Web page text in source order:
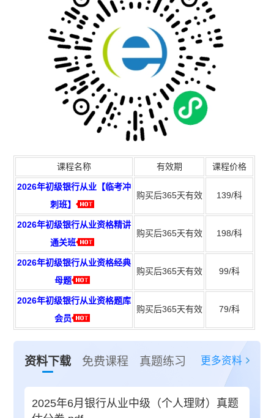
课程名称 有效期 课程价格
2026年初级银行从业【临考冲
刺班】
购买后365天有效 139/科
2026年初级银行从业资格精讲
通关班
购买后365天有效 198/科
2026年初级银行从业资格经典
母题
购买后365天有效 99/科
2026年初级银行从业资格题库
会员
购买后365天有效 79/科
资料下载 免费课程 真题练习 更多资料
2025年6月银行从业中级（个人理财）真题